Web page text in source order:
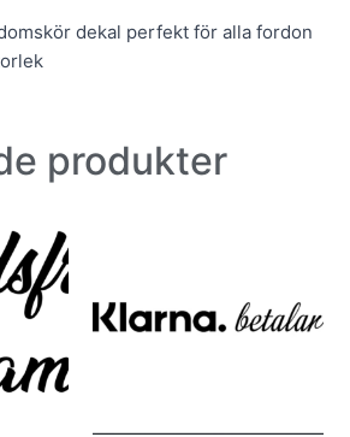
dekal perfekt för alla fordon
produkter